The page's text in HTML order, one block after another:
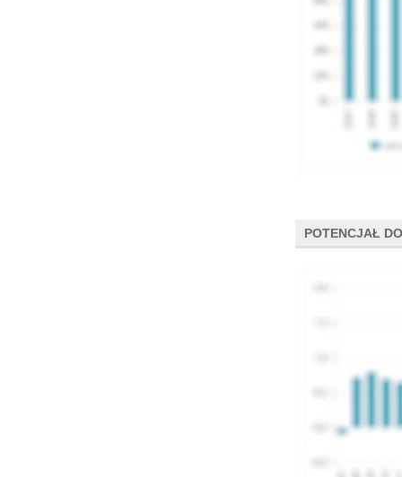
POTENCJAŁ